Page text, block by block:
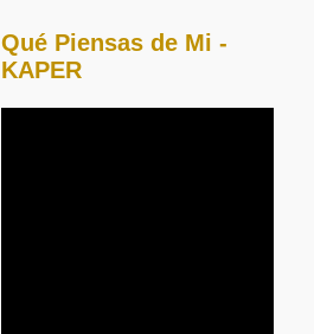
Qué Piensas de Mi -
KAPER